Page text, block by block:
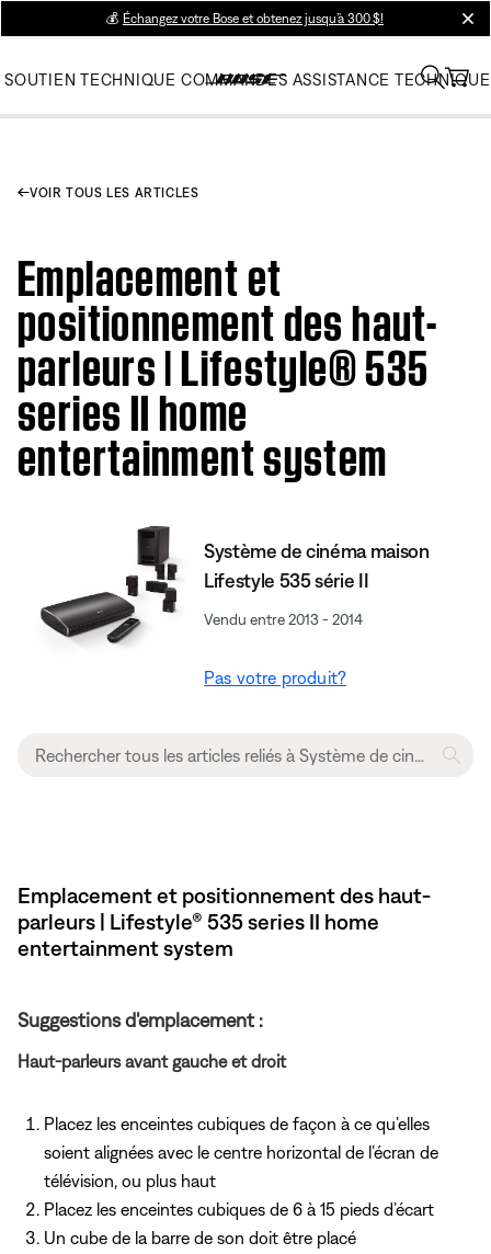
💰 Échangez votre Bose et obtenez jusqu’à 300 $!
SOUTIEN TECHNIQUE COMMANDES ASSISTANCE TECHNIQUE
VOIR TOUS LES ARTICLES
Emplacement et
positionnement des haut-
parleurs | Lifestyle® 535
series II home
entertainment system
Système de cinéma maison
Lifestyle 535 série II
Vendu entre 2013 - 2014
Pas votre produit?
Emplacement et positionnement des haut-
parleurs | Lifestyle® 535 series II home
entertainment system
Suggestions d'emplacement :
Haut-parleurs avant gauche et droit
Placez les enceintes cubiques de façon à ce qu’elles
soient alignées avec le centre horizontal de l’écran de
télévision, ou plus haut
Placez les enceintes cubiques de 6 à 15 pieds d’écart
Un cube de la barre de son doit être placé